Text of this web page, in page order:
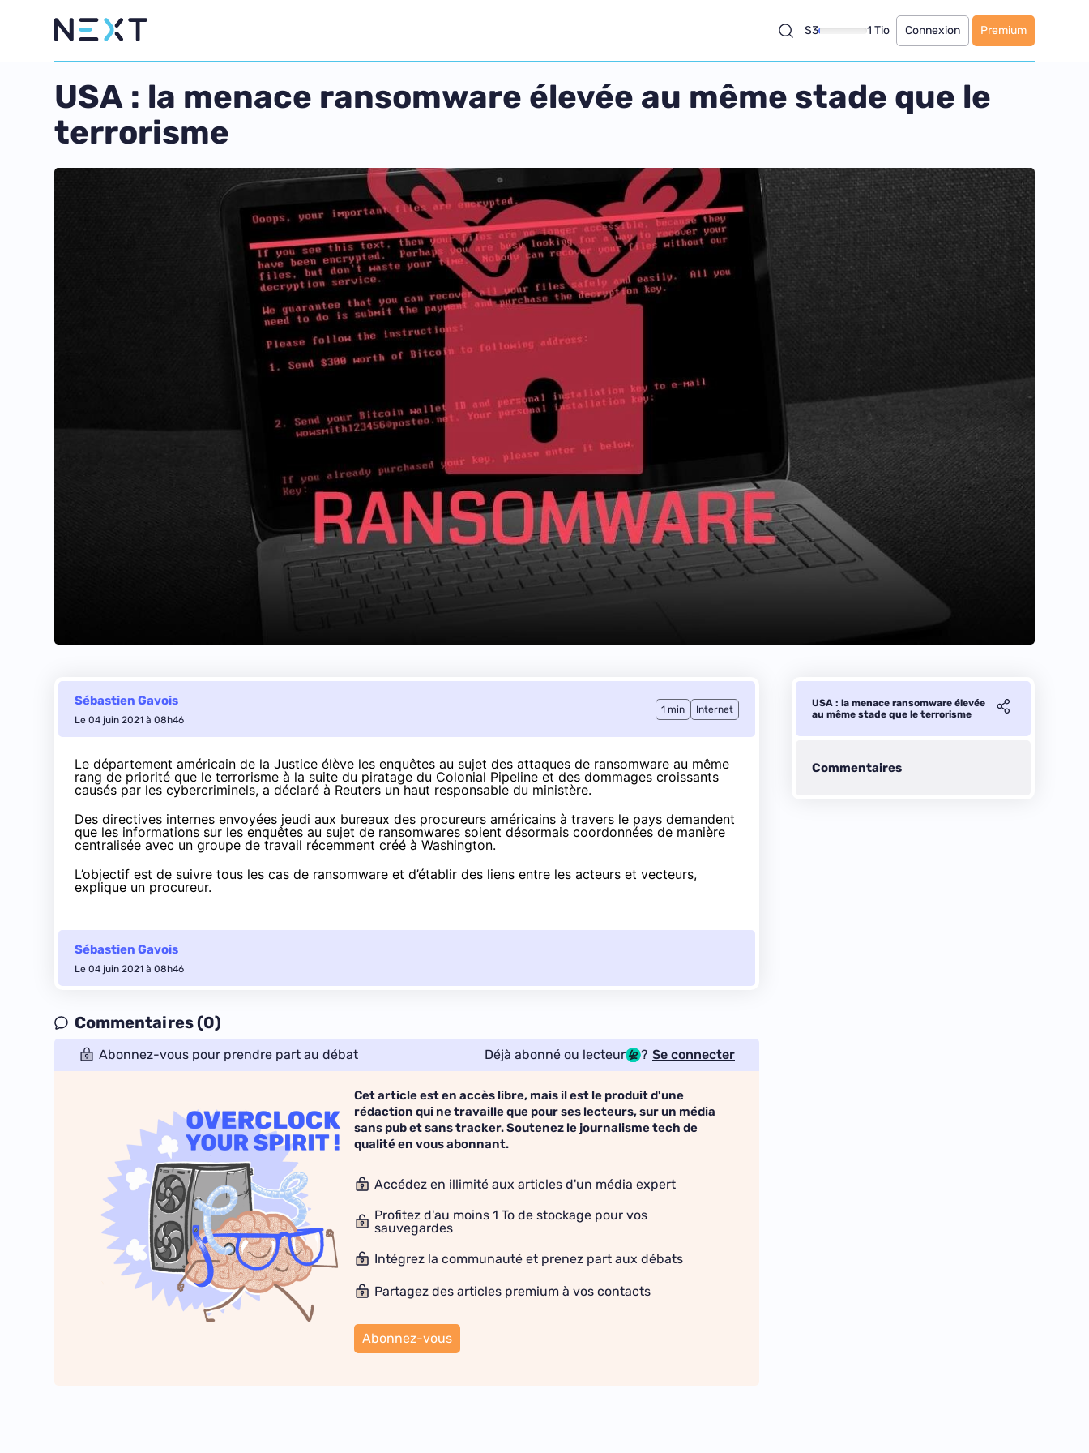
S3 1 Tio Connexion Premium
USA : la menace ransomware élevée au même stade que le
terrorisme
Sébastien Gavois
Le 04 juin 2021 à 08h46
1 min Internet
Le département américain de la Justice élève les enquêtes au sujet des attaques de ransomware au même
rang de priorité que le terrorisme à la suite du piratage du Colonial Pipeline et des dommages croissants
causés par les cybercriminels, a déclaré à Reuters un haut responsable du ministère.
Des directives internes envoyées jeudi aux bureaux des procureurs américains à travers le pays demandent
que les informations sur les enquêtes au sujet de ransomwares soient désormais coordonnées de manière
centralisée avec un groupe de travail récemment créé à Washington.
L’objectif est de suivre tous les cas de ransomware et d’établir des liens entre les acteurs et vecteurs,
explique un procureur.
Sébastien Gavois
Le 04 juin 2021 à 08h46
Commentaires (0)
Abonnez-vous pour prendre part au débat Déjà abonné ou lecteur ? Se connecter
Cet article est en accès libre, mais il est le produit d'une
rédaction qui ne travaille que pour ses lecteurs, sur un média
sans pub et sans tracker. Soutenez le journalisme tech de
qualité en vous abonnant.
Accédez en illimité aux articles d'un média expert
Profitez d'au moins 1 To de stockage pour vos
sauvegardes
Intégrez la communauté et prenez part aux débats
Partagez des articles premium à vos contacts
Abonnez-vous
USA : la menace ransomware élevée
au même stade que le terrorisme
Commentaires